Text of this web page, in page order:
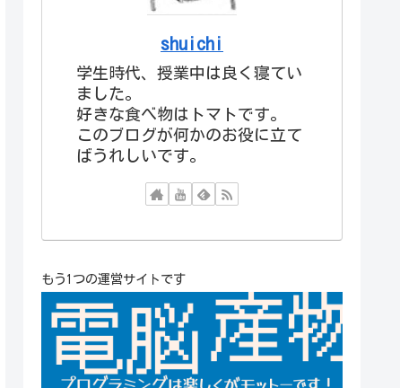
shuichi
学生時代、授業中は良く寝てい
ました。
好きな食べ物はトマトです。
このブログが何かのお役に立て
ばうれしいです。
もう1つの運営サイトです